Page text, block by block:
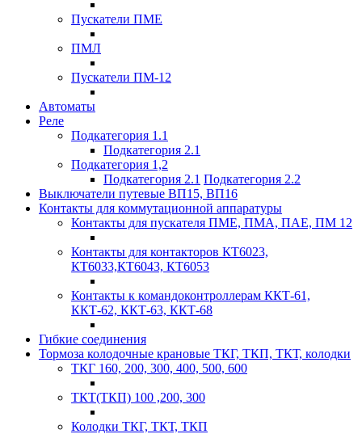
Пускатели ПМЕ
ПМЛ
Пускатели ПМ-12
Автоматы
Реле
Подкатегория 1.1
Подкатегория 2.1
Подкатегория 1,2
Подкатегория 2.1 Подкатегория 2.2
Выключатели путевые ВП15, ВП16
Контакты для коммутационной аппаратуры
Контакты для пускателя ПМЕ, ПМА, ПАЕ, ПМ 12
Контакты для контакторов КТ6023,
КТ6033,КТ6043, КТ6053
Контакты к командоконтроллерам ККТ-61,
ККТ-62, ККТ-63, ККТ-68
Гибкие соединения
Тормоза колодочные крановые ТКГ, ТКП, ТКТ, колодки
ТКГ 160, 200, 300, 400, 500, 600
ТКТ(ТКП) 100 ,200, 300
Колодки ТКГ, ТКТ, ТКП